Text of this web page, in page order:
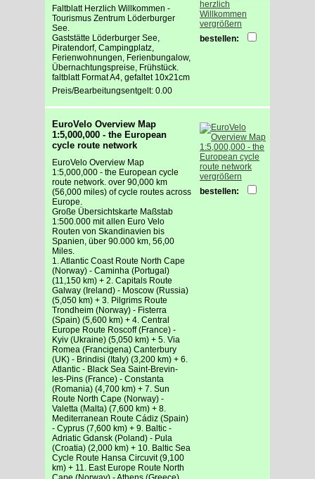
Faltblatt Herzlich Willkommen -
Tourismus Zentrum Löderburger
See.
Gaststätte Löderburger See,
Piratendorf, Campingplatz,
Ferienwohnungen, Ferienbungalow,
Übernachtungspreise, Frühstück.
faltblatt Format A4, gefaltet 10x21cm
Preis/Bearbeitungsentgelt: 0.00
vergrößern
bestellen:
EuroVelo Overview Map
1:5,000,000 - the European
cycle route network
EuroVelo Overview Map
1:5,000,000 - the European cycle
route network. over 90,000 km
(56,000 miles) of cycle routes across
Europe.
Große Übersichtskarte Maßstab
1:500.000 mit allen Euro Velo
Routen von Skandinavien bis
Spanien, über 90.000 km, 56,00
Miles.
1. Atlantic Coast Route North Cape
(Norway) - Caminha (Portugal)
(11,150 km) + 2. Capitals Route
Galway (Ireland) - Moscow (Russia)
(5,050 km) + 3. Pilgrims Route
Trondheim (Norway) - Fisterra
(Spain) (5,600 km) + 4. Central
Europe Route Roscoff (France) -
Kyiv (Ukraine) (5,050 km) + 5. Via
Romea (Francigena) Canterbury
(UK) - Brindisi (Italy) (3,200 km) + 6.
Atlantic - Black Sea Saint-Brevin-
les-Pins (France) - Constanta
(Romania) (4,700 km) + 7. Sun
Route North Cape (Norway) -
Valetta (Malta) (7,600 km) + 8.
Mediterranean Route Cádiz (Spain)
- Cyprus (7,600 km) + 9. Baltic -
Adriatic Gdansk (Poland) - Pula
(Croatia) (2,000 km) + 10. Baltic Sea
Cycle Route Hansa Circuvit (9,100
km) + 11. East Europe Route North
vergrößern
bestellen: